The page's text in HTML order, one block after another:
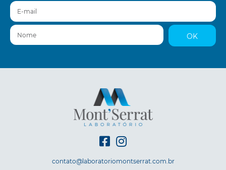
E-mail
Nome
OK
contato@laboratoriomontserrat.com.br